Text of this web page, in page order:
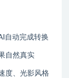
自动完成转换
自然真实
度、光影风格